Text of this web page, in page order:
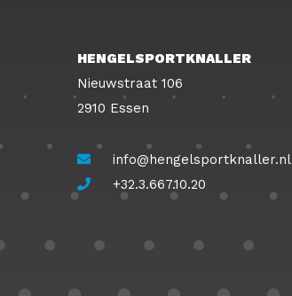
HENGELSPORTKNALLER
Nieuwstraat 106
2910 Essen
info@hengelsportknaller.nl
+32.3.667.10.20